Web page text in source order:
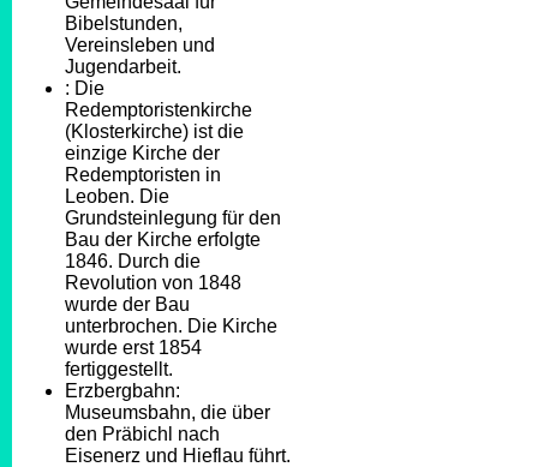
Bibelstunden,
Vereinsleben und
Jugendarbeit.
: Die
Redemptoristenkirche
(Klosterkirche) ist die
einzige Kirche der
Redemptoristen in
Leoben. Die
Grundsteinlegung für den
Bau der Kirche erfolgte
1846. Durch die
Revolution von 1848
wurde der Bau
unterbrochen. Die Kirche
wurde erst 1854
fertiggestellt.
Erzbergbahn:
Museumsbahn, die über
den Präbichl nach
Eisenerz und Hieflau führt.